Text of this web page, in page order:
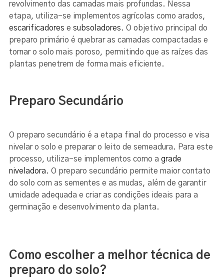
revolvimento das camadas mais profundas. Nessa
etapa, utiliza-se implementos agrícolas como arados,
escarificadores e subsoladores. O objetivo principal do
preparo primário é quebrar as camadas compactadas e
tornar o solo mais poroso, permitindo que as raízes das
plantas penetrem de forma mais eficiente.
Preparo Secundário
O preparo secundário é a etapa final do processo e visa
nivelar o solo e preparar o leito de semeadura. Para este
processo, utiliza-se implementos como a grade
niveladora. O preparo secundário permite maior contato
do solo com as sementes e as mudas, além de garantir
umidade adequada e criar as condições ideais para a
germinação e desenvolvimento da planta.
Como escolher a melhor técnica de
preparo do solo?